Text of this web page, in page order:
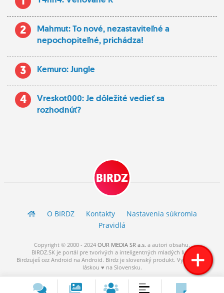
2
Mahmut: To nové, nezastaviteľné a
nepochopiteľné, prichádza!
3 Kemuro: Jungle
4
Vreskot000: Je dôležité vedieť sa
rozhodnúť?
BIRDZ
O BIRDZ Kontakty
Nastavenia súkromia
Pravidlá
Copyright © 2000 - 2024 OUR MEDIA SR a.s. a autori obsahu.
BIRDZ.SK je portál pre tvorivých a inteligentných mladých ľudí.
Birdzuješ cez Android na Android. Birdz je slovenský produkt. Vytvorené s
láskou ♥ na Slovensku.